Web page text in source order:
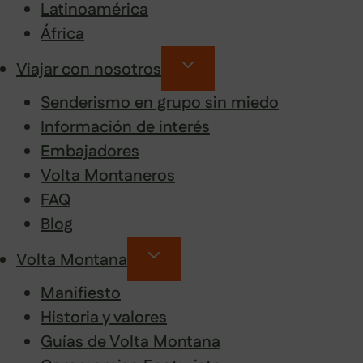
Latinoamérica
África
Viajar con nosotros
Senderismo en grupo sin miedo
Información de interés
Embajadores
Volta Montaneros
FAQ
Blog
Volta Montana
Manifiesto
Historia y valores
Guías de Volta Montana